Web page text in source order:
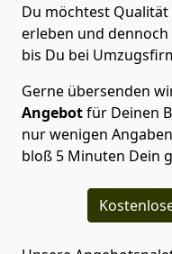
Du möchtest
erleben und
bis Du bei
Gerne übersenden
Angebotfür Deinen
nur wenigen
bloß 5 Minuten Dein